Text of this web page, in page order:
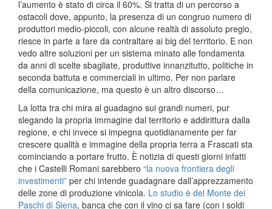
l’aumento è stato di circa il 60%. Si tratta di un percorso a
ostacoli dove, appunto, la presenza di un congruo numero di
produttori medio-piccoli, con alcune realtà di assoluto pregio,
riesce in parte a fare da contraltare ai big del territorio. E non
vedo altre soluzioni per un sistema minato alle fondamenta
da anni di scelte sbagliate, produttive innanzitutto, politiche in
seconda battuta e commerciali in ultimo. Per non parlare
della comunicazione, ma questo è un altro discorso…
La lotta tra chi mira al guadagno sui grandi numeri, pur
slegando la propria immagine dal territorio e addirittura dalla
regione, e chi invece si impegna quotidianamente per far
crescere qualità e immagine della propria terra a Frascati sta
cominciando a portare frutto. È notizia di questi giorni infatti
che i Castelli Romani sarebbero “la nuova frontiera degli
investimenti” per chi intende guadagnare dall’apprezzamento
delle zone di produzione vinicola. Lo studio è del Monte dei
Paschi di Siena, banca che con il vino ci sa fare (con i soldi